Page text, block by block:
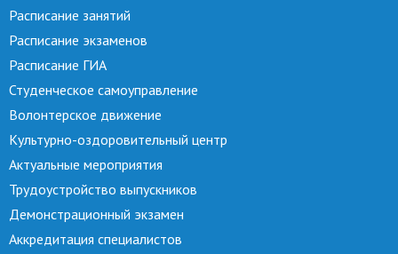
Расписание занятий
Расписание экзаменов
Расписание ГИА
Студенческое самоуправление
Волонтерское движение
Культурно-оздоровительный центр
Актуальные мероприятия
Трудоустройство выпускников
Демонстрационный экзамен
Аккредитация специалистов